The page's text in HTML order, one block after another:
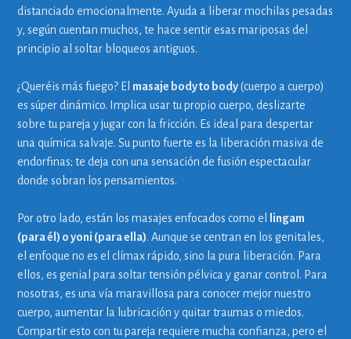
distanciado emocionalmente. Ayuda a liberar mochilas pesadas
y, según cuentan muchos, te hace sentir esas mariposas del
principio al soltar bloqueos antiguos.
¿Queréis más fuego? El masaje body to body(cuerpo a cuerpo)
es súper dinámico. Implica usar tu propio cuerpo, deslizarte
sobre tu pareja y jugar con la fricción. Es ideal para despertar
una química salvaje. Su punto fuerte es la liberación masiva de
endorfinas; te deja con una sensación de fusión espectacular
donde sobran los pensamientos.
Por otro lado, están los masajes enfocados como el
lingam
(para él) o yoni (para ella). Aunque se centran en los genitales,
el enfoque no es el clímax rápido, sino la pura liberación. Para
ellos, es genial para soltar tensión pélvica y ganar control. Para
nosotras, es una vía maravillosa para conocer mejor nuestro
cuerpo, aumentar la lubricación y quitar traumas o miedos.
Compartir esto con tu pareja requiere mucha confianza, pero el